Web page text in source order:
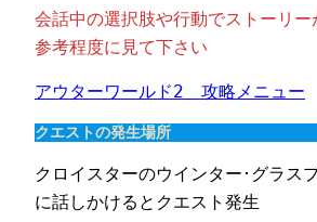
会話中の選択肢や行動でストーリー
参考程度に見て下さい
アウターワールド2　攻略メニュー
クエストの発生場所
クロイスターのウインター･グラス
に話しかけるとクエスト発生